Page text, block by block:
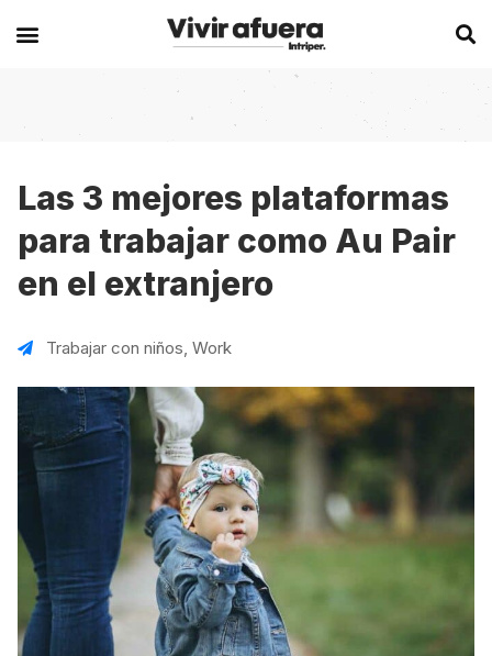
Secciones
Becas
Historias de viajeros
Intercambios
Voluntariados
Work
Working Holidays
Lo último sobre intercambios
Europa
Alemania
Bélgica
Chipre
Irlanda
Italia
Reino Unido
Suecia
Asia
Experiencias en el extranjero
Australia
Canadá
España
Nueva Zelanda
VER TODAS LAS EXPERIENCIAS
Síguenos en las redes
Las 3 mejores plataformas
para trabajar como Au Pair
en el extranjero
Trabajar con niños, Work